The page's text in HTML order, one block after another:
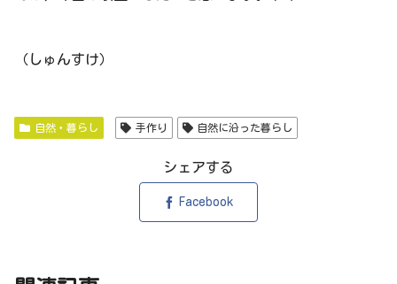
（しゅんすけ）
自然・暮らし 手作り 自然に沿った暮らし
シェアする
Facebook